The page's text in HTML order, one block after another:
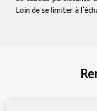
Loin de se limiter à